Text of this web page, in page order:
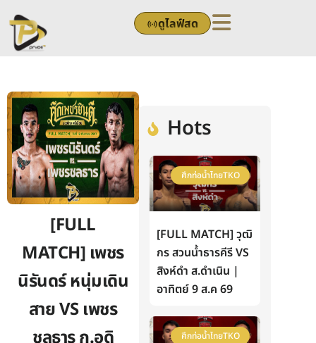
to
content
ดูไลฟ์สด
[FULL
MATCH] เพชร
นิรันดร์ หนุ่มเดิน
สาย VS เพชร
Hots
ศึกท่อน้ำไทยTKO
[FULL MATCH] วุฒิ
กร สวนน้ำธารคีรี VS
สิงห์ดำ ส.ดำเนิน |
อาทิตย์ 9 ส.ค 69
ศึกท่อน้ำไทยTKO